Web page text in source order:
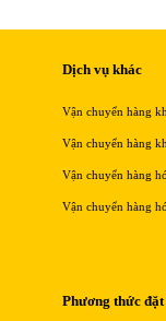
Dịch vụ khác
Vận chuyển hàng
Vận chuyển hàng
Vận chuyển hàng
Vận chuyển hàng
Phương thức đặt